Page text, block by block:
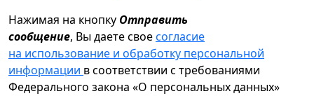
Нажимая на кнопку Отправить
сообщение, Вы даете своесогласие
на использование и обработку персональной
информации в соответствии с требованиями
Федерального закона «О персональных данных»